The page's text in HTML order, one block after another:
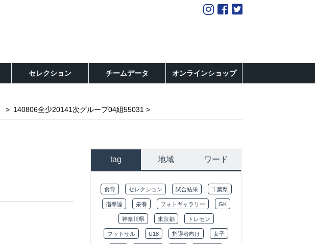
セレクション チームデータ オンラインショップ
140806全少20141次グループ04組55031
tag 地域 ワード
食育 セレクション 試合結果 千葉県
指導論 栄養 フォトギャラリー GK
神奈川県 東京都 トレセン
フットサル U18 指導者向け 女子